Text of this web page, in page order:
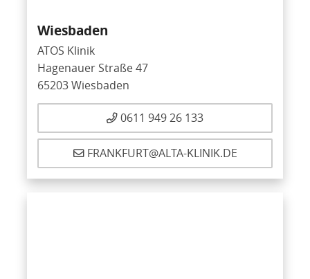
Wiesbaden
ATOS Klinik
Hagenauer Straße 47
65203 Wiesbaden
0611 949 26 133
FRANKFURT@ALTA-KLINIK.DE